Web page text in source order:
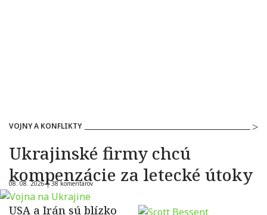
VOJNY A KONFLIKTY
Ukrajinské firmy chcú
kompenzácie za letecké útoky
08. 08. 2026 |38 komentárov
USA a Irán sú blízko